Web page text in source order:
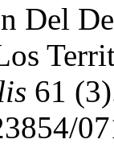
Del
61